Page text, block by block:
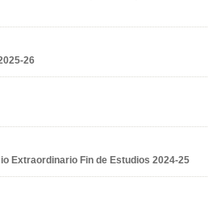
26
Extraordinario Fin de Estudios 2024-25